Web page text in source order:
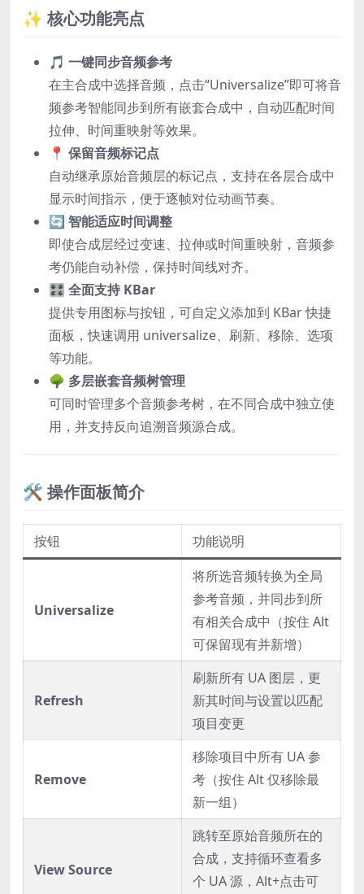
✨ 核心功能亮点
🎵 一键同步音频参考
在主合成中选择音频，点击“Universalize”即可将音
频参考智能同步到所有嵌套合成中，自动匹配时间
拉伸、时间重映射等效果。
📍 保留音频标记点
自动继承原始音频层的标记点，支持在各层合成中
显示时间指示，便于逐帧对位动画节奏。
🔄 智能适应时间调整
即使合成层经过变速、拉伸或时间重映射，音频参
考仍能自动补偿，保持时间线对齐。
🎛️ 全面支持 KBar
提供专用图标与按钮，可自定义添加到 KBar 快捷
面板，快速调用 universalize、刷新、移除、选项
等功能。
🌳 多层嵌套音频树管理
可同时管理多个音频参考树，在不同合成中独立使
用，并支持反向追溯音频源合成。
🛠️ 操作面板简介
按钮 功能说明
Universalize
将所选音频转换为全局
参考音频，并同步到所
有相关合成中（按住 Alt
可保留现有并新增）
Refresh
刷新所有 UA 图层，更
新其时间与设置以匹配
项目变更
Remove
移除项目中所有 UA 参
考（按住 Alt 仅移除最
新一组）
View Source
跳转至原始音频所在的
合成，支持循环查看多
个 UA 源，Alt+点击可